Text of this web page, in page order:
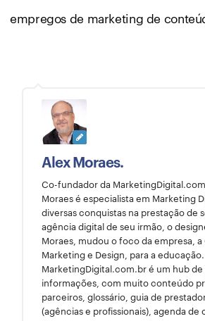
empregos de marketing de
Alex Moraes.
Co-fundador da
Moraes é especialista em Marketing
diversas conquistas na prestação de
agência digital de seu irmão, o
Moraes, mudou o foco da empresa,
Marketing e Design, para a
MarketingDigital.com.br é um hub
informações, com muito conteúdo
parceiros, glossário, guia de
(agências e profissionais), agenda de